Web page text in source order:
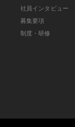
社員インタビュー
募集要項
制度・研修